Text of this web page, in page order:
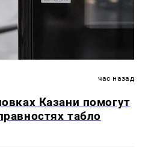
час назад
Казани помогут
табло